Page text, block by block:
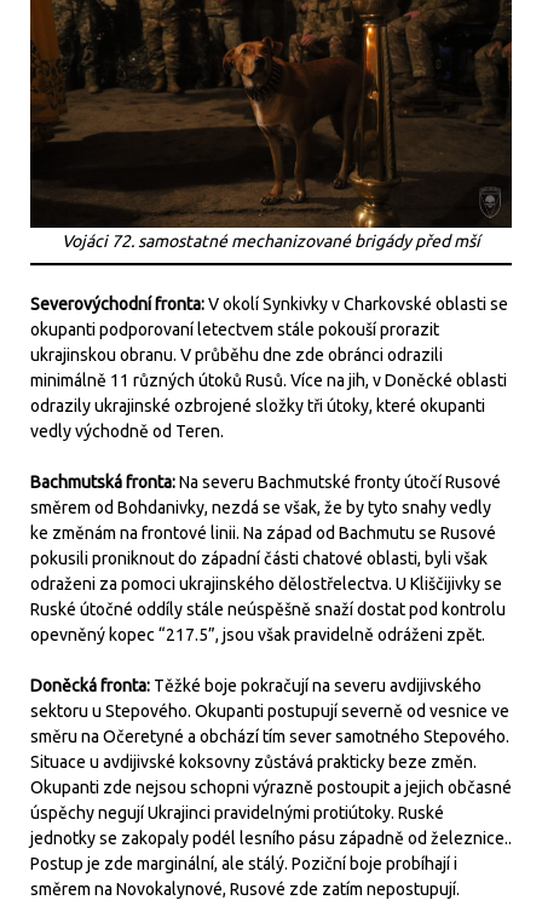
Vojáci 72. samostatné mechanizované brigády před mší
Severovýchodní fronta:V okolí Synkivky v Charkovské oblasti se
okupanti podporovaní letectvem stále pokouší prorazit
ukrajinskou obranu. V průběhu dne zde obránci odrazili
minimálně 11 různých útoků Rusů. Více na jih, v Doněcké oblasti
odrazily ukrajinské ozbrojené složky tři útoky, které okupanti
vedly východně od Teren.
Bachmutská fronta:Na severu Bachmutské fronty útočí Rusové
směrem od Bohdanivky, nezdá se však, že by tyto snahy vedly
ke změnám na frontové linii. Na západ od Bachmutu se Rusové
pokusili proniknout do západní části chatové oblasti, byli však
odraženi za pomoci ukrajinského dělostřelectva. U Kliščijivky se
Ruské útočné oddíly stále neúspěšně snaží dostat pod kontrolu
opevněný kopec “217.5”, jsou však pravidelně odráženi zpět.
Doněcká fronta: Těžké boje pokračují na severu avdijivského
sektoru u Stepového. Okupanti postupují severně od vesnice ve
směru na Očeretyné a obchází tím sever samotného Stepového.
Situace u avdijivské koksovny zůstává prakticky beze změn.
Okupanti zde nejsou schopni výrazně postoupit a jejich občasné
úspěchy negují Ukrajinci pravidelnými protiútoky. Ruské
jednotky se zakopaly podél lesního pásu západně od železnice..
Postup je zde marginální, ale stálý. Poziční boje probíhají i
směrem na Novokalynové, Rusové zde zatím nepostupují.